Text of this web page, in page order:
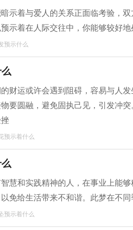
示着与爱人的关系正面临考验，
示着在人际交往中，你能够较好
预示什么
财运或许会遇到阻碍，容易与人
要圆融，避免固执己见，引发冲
预示着什么
慧和实践精神的人，在事业上能
免给生活带来不和谐。此梦在不
预示着什么